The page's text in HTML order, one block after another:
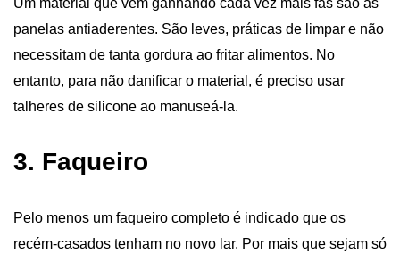
Um material que vem ganhando cada vez mais fãs são as
panelas antiaderentes. São leves, práticas de limpar e não
necessitam de tanta gordura ao fritar alimentos. No
entanto, para não danificar o material, é preciso usar
talheres de silicone ao manuseá-la.
3. Faqueiro
Pelo menos um faqueiro completo é indicado que os
recém-casados tenham no novo lar. Por mais que sejam só